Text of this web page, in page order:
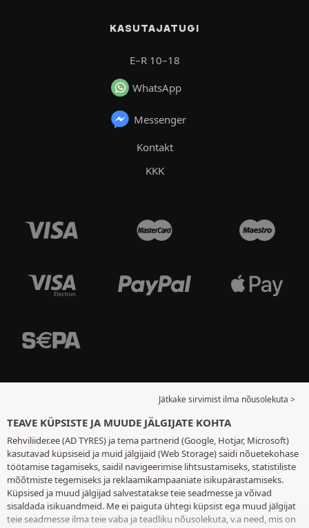
KASUTAJATUGI
E–R 10–18
WhatsApp
Messenger
Kontakt
KKK
Jätkake sirvimist ilma nõusolekuta >
TEAVE KÜPSISTE JA MUUDE JÄLGIJATE KOHTA
Rehviliider.ee (AD TYRES) ja tema partnerid (Google, Hotjar, Microsoft)
kasutavad küpsiseid ja muid jälgijaid (Web Storage) saidi nõuetekohase
töötamise tagamiseks, saidil navigeerimise lihtsustamiseks, statistiliste
mõõtmiste tegemiseks ja reklaamikampaaniate isikupärastamiseks.
Küpsised ja muud jälgijad salvestatakse teie seadmesse ja võivad
sisaldada isikuandmeid. Me ei paiguta ühtegi küpsist ega muud jälgijat
teie seadmesse ilma teie vaba ja teadliku nõusolekuta, v.a need, mis on